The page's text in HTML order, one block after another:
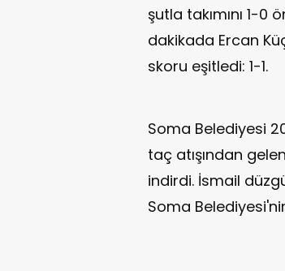
şutla takımını 1-
dakikada Ercan
skoru eşitledi: 1-1.
Soma Belediyesi
taç atışından
indirdi. İsmail
Soma